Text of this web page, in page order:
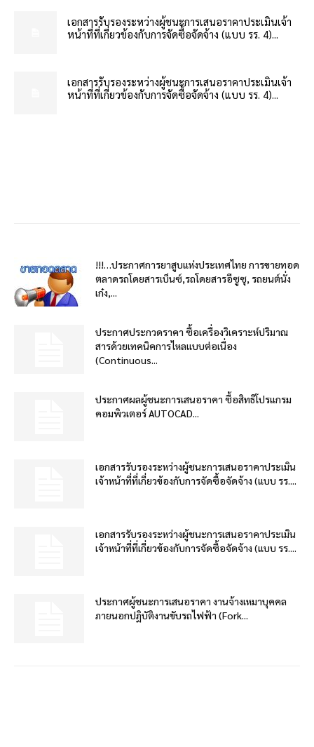
เอกสารรับรองระหว่างผู้ชนะการเสนอราคาประเมินเจ้า
หน้าที่ที่เกี่ยวข้องกับการจัดซื้อจัดจ้าง (แบบ รร. 4)...
เอกสารรับรองระหว่างผู้ชนะการเสนอราคาประเมินเจ้า
หน้าที่ที่เกี่ยวข้องกับการจัดซื้อจัดจ้าง (แบบ รร. 4)...
!!!…ประกาศการยาสูบแห่งประเทศไทย การขายทอด
ตลาดรถโดยสารเบ็นซ์,รถโดยสารอีซูซุ, รถยนต์นั่ง
เก๋ง,...
ประกาศประกวดราคา ซื้อเครื่องวิเคราะห์ปริมาณ
สารด้วยเทคนิคการไหลแบบต่อเนื่อง
(Continuous...
ประกาศผลผู้ชนะการเสนอราคา ซื้อสิทธิโปรแกรม
คอมพิวเตอร์ AUTOCAD...
เอกสารรับรองระหว่างผู้ชนะการเสนอราคาประเมิน
เจ้าหน้าที่ที่เกี่ยวข้องกับการจัดซื้อจัดจ้าง (แบบ รร....
เอกสารรับรองระหว่างผู้ชนะการเสนอราคาประเมิน
เจ้าหน้าที่ที่เกี่ยวข้องกับการจัดซื้อจัดจ้าง (แบบ รร....
ประกาศผู้ชนะการเสนอราคา งานจ้างเหมาบุคคล
ภายนอกปฏิบัติงานขับรถไฟฟ้า (Fork...